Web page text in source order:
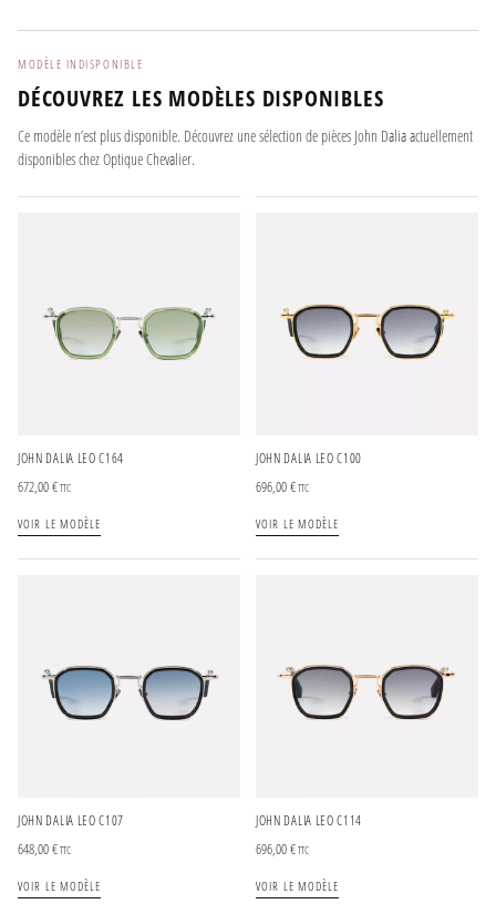
MODÈLE INDISPONIBLE
DÉCOUVREZ LES MODÈLES DISPONIBLES
Ce modèle n’est plus disponible. Découvrez une sélection de pièces John Dalia actuellement
disponibles chez Optique Chevalier.
JOHN DALIA LEO C164
672,00€TTC
VOIR LE MODÈLE
JOHN DALIA LEO C100
696,00€TTC
VOIR LE MODÈLE
JOHN DALIA LEO C107
648,00€TTC
VOIR LE MODÈLE
JOHN DALIA LEO C114
696,00€TTC
VOIR LE MODÈLE